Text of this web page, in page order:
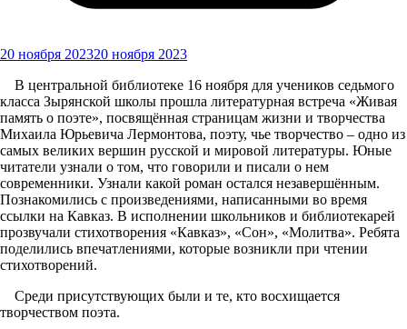
20 ноября 202320 ноября 2023
В центральной библиотеке 16 ноября для учеников седьмого
класса Зырянской школы прошла литературная встреча «Живая
память о поэте», посвящённая страницам жизни и творчества
Михаила Юрьевича Лермонтова, поэту, чье творчество – одно из
самых великих вершин русской и мировой литературы. Юные
читатели узнали о том, что говорили и писали о нем
современники. Узнали какой роман остался незавершённым.
Познакомились с произведениями, написанными во время
ссылки на Кавказ. В исполнении школьников и библиотекарей
прозвучали стихотворения «Кавказ», «Сон», «Молитва». Ребята
поделились впечатлениями, которые возникли при чтении
стихотворений.
Среди присутствующих были и те, кто восхищается
творчеством поэта.